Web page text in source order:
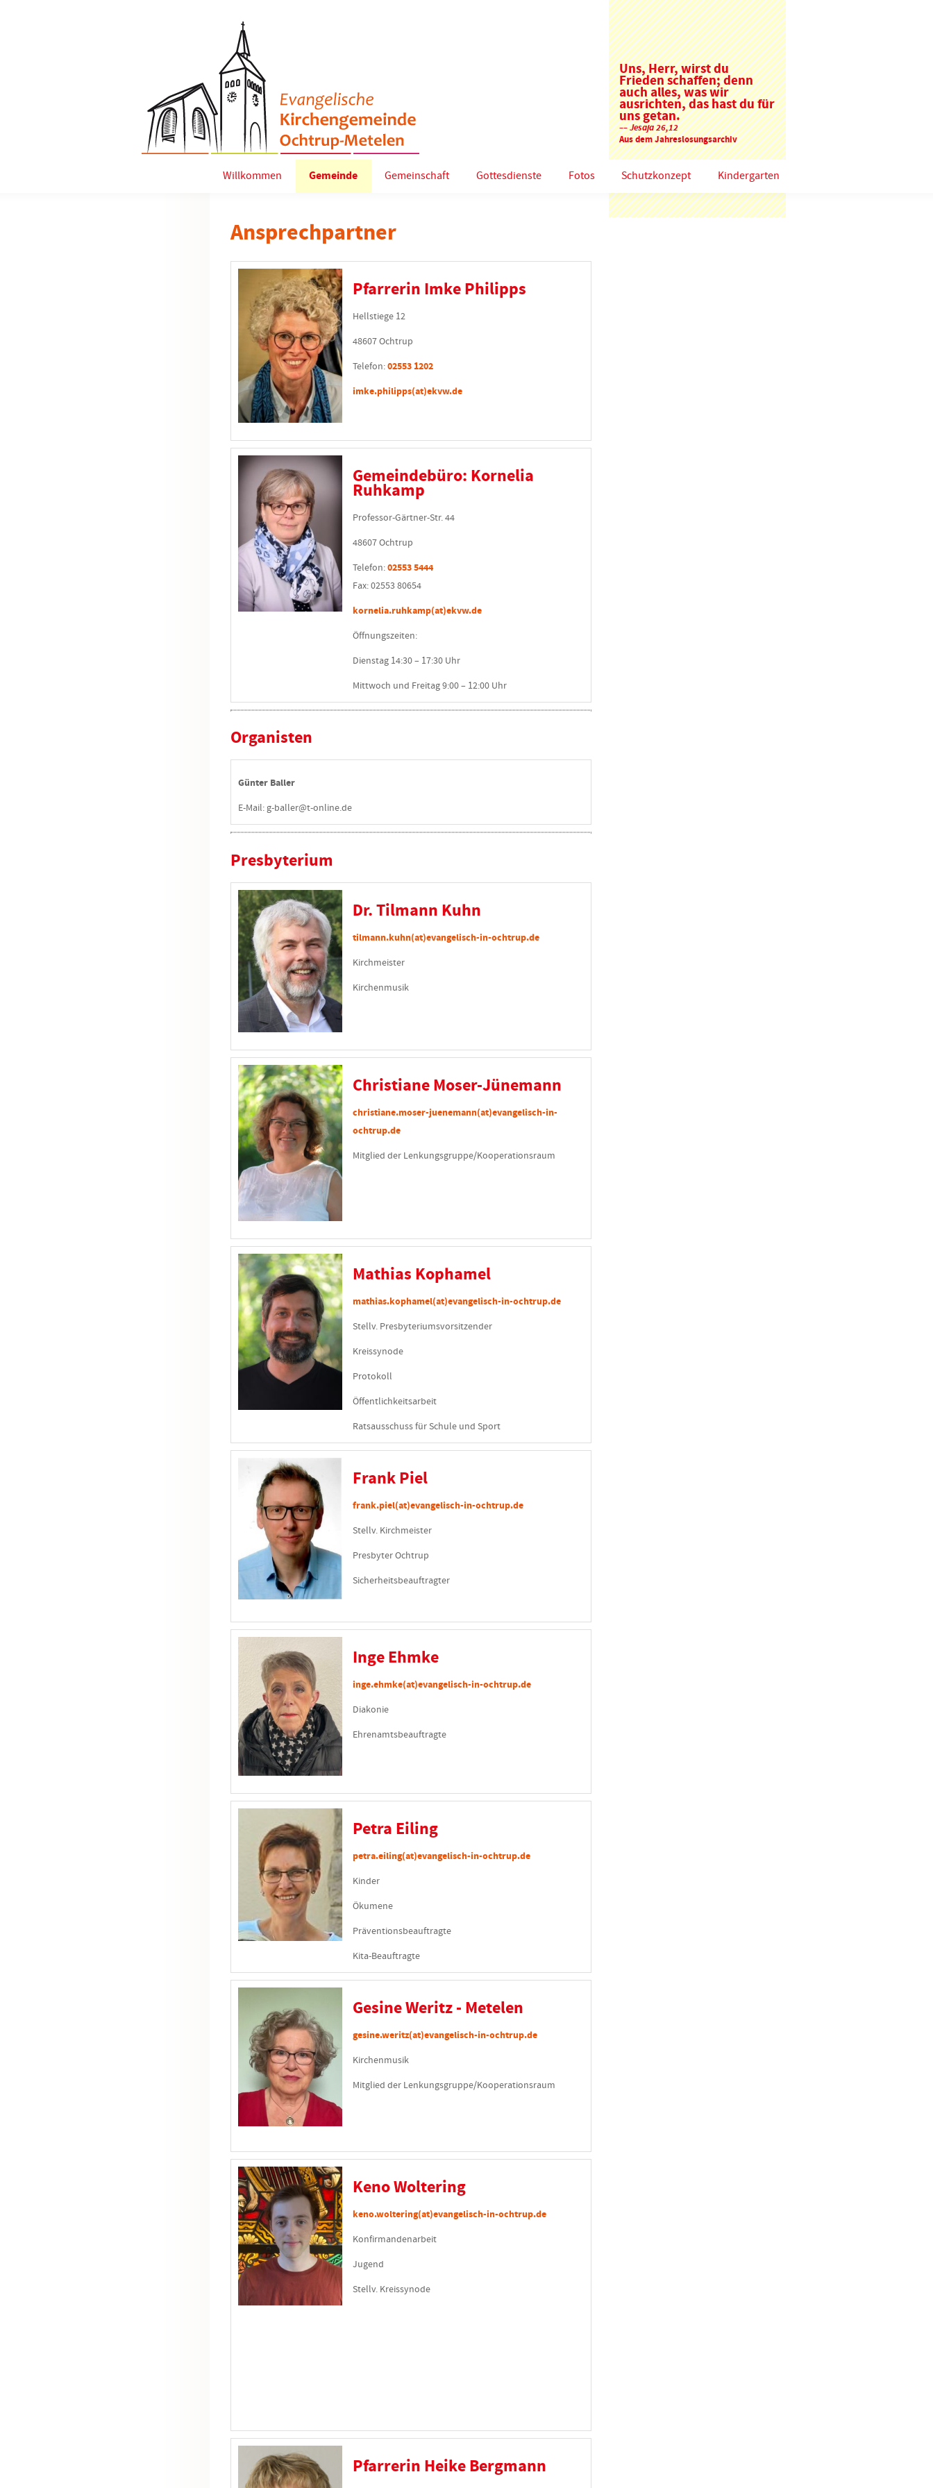
Uns, Herr, wirst du
Frieden schaffen; denn
auch alles, was wir
ausrichten, das hast du für
uns getan.
–– Jesaja 26,12
Aus dem Jahreslosungsarchiv
Willkommen Gemeinde Gemeinschaft Gottesdienste Fotos Schutzkonzept Kindergarten
Ansprechpartner
Pfarrerin Imke Philipps
Hellstiege 12
48607 Ochtrup
Telefon:02553 1202
imke.philipps(at)ekvw.de
Gemeindebüro: Kornelia
Ruhkamp
Professor-Gärtner-Str. 44
48607 Ochtrup
Telefon:02553 5444
Fax: 02553 80654
kornelia.ruhkamp(at)ekvw.de
Öffnungszeiten:
Dienstag 14:30 – 17:30 Uhr
Mittwoch und Freitag 9:00 – 12:00 Uhr
Organisten
Günter Baller
E-Mail: g-baller@t-online.de
Presbyterium
Dr. Tilmann Kuhn
tilmann.kuhn(at)evangelisch-in-ochtrup.de
Kirchmeister
Kirchenmusik
Christiane Moser-Jünemann
christiane.moser-juenemann(at)evangelisch-in-
ochtrup.de
Mitglied der Lenkungsgruppe/Kooperationsraum
Mathias Kophamel
mathias.kophamel(at)evangelisch-in-ochtrup.de
Stellv. Presbyteriumsvorsitzender
Kreissynode
Protokoll
Öffentlichkeitsarbeit
Ratsausschuss für Schule und Sport
Frank Piel
frank.piel(at)evangelisch-in-ochtrup.de
Stellv. Kirchmeister
Presbyter Ochtrup
Sicherheitsbeauftragter
Inge Ehmke
inge.ehmke(at)evangelisch-in-ochtrup.de
Diakonie
Ehrenamtsbeauftragte
Petra Eiling
petra.eiling(at)evangelisch-in-ochtrup.de
Kinder
Ökumene
Präventionsbeauftragte
Kita-Beauftragte
Gesine Weritz - Metelen
gesine.weritz(at)evangelisch-in-ochtrup.de
Kirchenmusik
Mitglied der Lenkungsgruppe/Kooperationsraum
Keno Woltering
keno.woltering(at)evangelisch-in-ochtrup.de
Konfirmandenarbeit
Jugend
Stellv. Kreissynode
Pfarrerin Heike Bergmann